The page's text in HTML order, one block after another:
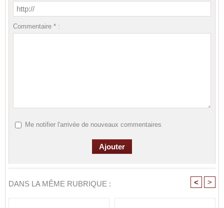
Commentaire * :
Me notifier l'arrivée de nouveaux commentaires
DANS LA MÊME RUBRIQUE : < >